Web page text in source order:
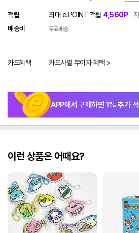
적립 최대 e.POINT 적립 4,560P
배송비
무료배송
카드혜택 카드사별 무이자 혜택 >
APP에서 구매하면 1% 추가
이런 상품은 어때요?